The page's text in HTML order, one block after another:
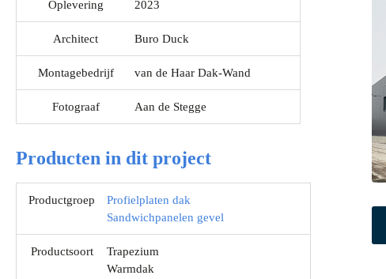
Oplevering 2023
Architect Buro Duck
Montagebedrijf van de Haar Dak-Wand
Fotograaf Aan de Stegge
Producten in dit project
Productgroep
Profielplaten dak
Sandwichpanelen gevel
Productsoort
Trapezium
Warmdak